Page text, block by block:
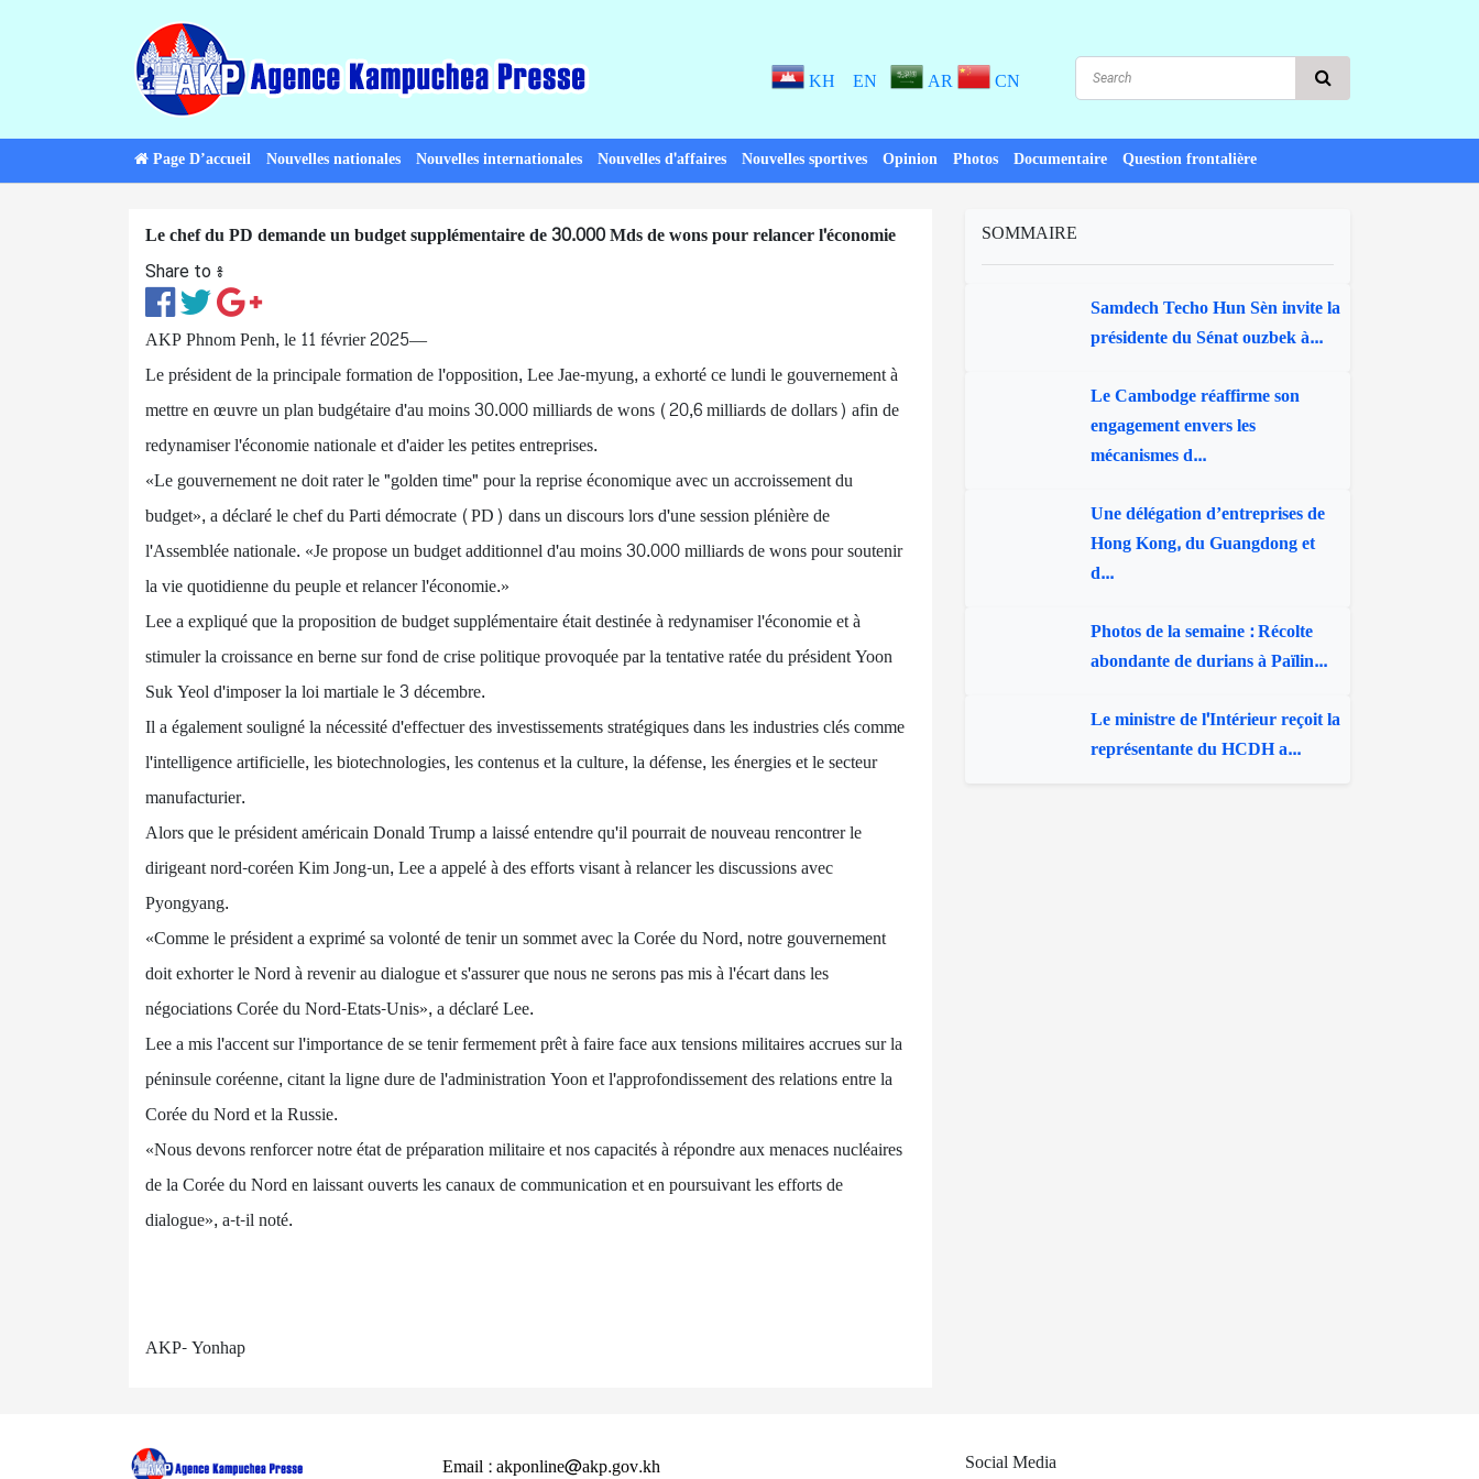
KH EN AR CN
Page D’accueil Nouvelles nationales Nouvelles internationales Nouvelles d'affaires Nouvelles sportives Opinion Photos Documentaire Question frontalière
Le chef du PD demande un budget supplémentaire de 30.000 Mds de wons pour relancer l'économie
Share to ៖​
AKP Phnom Penh, le 11 février 2025—
Le président de la principale formation de l'opposition, Lee Jae-myung, a exhorté ce lundi le gouvernement à
mettre en œuvre un plan budgétaire d'au moins 30.000 milliards de wons (20,6 milliards de dollars) afin de
redynamiser l'économie nationale et d'aider les petites entreprises.
«Le gouvernement ne doit rater le "golden time" pour la reprise économique avec un accroissement du
budget», a déclaré le chef du Parti démocrate (PD) dans un discours lors d'une session plénière de
l'Assemblée nationale. «Je propose un budget additionnel d'au moins 30.000 milliards de wons pour soutenir
la vie quotidienne du peuple et relancer l'économie.»
Lee a expliqué que la proposition de budget supplémentaire était destinée à redynamiser l'économie et à
stimuler la croissance en berne sur fond de crise politique provoquée par la tentative ratée du président Yoon
Suk Yeol d'imposer la loi martiale le 3 décembre.
Il a également souligné la nécessité d'effectuer des investissements stratégiques dans les industries clés comme
l'intelligence artificielle, les biotechnologies, les contenus et la culture, la défense, les énergies et le secteur
manufacturier.
Alors que le président américain Donald Trump a laissé entendre qu'il pourrait de nouveau rencontrer le
dirigeant nord-coréen Kim Jong-un, Lee a appelé à des efforts visant à relancer les discussions avec
Pyongyang.
«Comme le président a exprimé sa volonté de tenir un sommet avec la Corée du Nord, notre gouvernement
doit exhorter le Nord à revenir au dialogue et s'assurer que nous ne serons pas mis à l'écart dans les
négociations Corée du Nord-Etats-Unis», a déclaré Lee.
Lee a mis l'accent sur l'importance de se tenir fermement prêt à faire face aux tensions militaires accrues sur la
péninsule coréenne, citant la ligne dure de l'administration Yoon et l'approfondissement des relations entre la
Corée du Nord et la Russie.
«Nous devons renforcer notre état de préparation militaire et nos capacités à répondre aux menaces nucléaires
de la Corée du Nord en laissant ouverts les canaux de communication et en poursuivant les efforts de
dialogue», a-t-il noté.
AKP- Yonhap
SOMMAIRE
Samdech Techo Hun Sèn invite la
présidente du Sénat ouzbek à...
Le Cambodge réaffirme son
engagement envers les
mécanismes d...
Une délégation d’entreprises de
Hong Kong, du Guangdong et
d...
Photos de la semaine : Récolte
abondante de durians à Païlin...
Le ministre de l'Intérieur reçoit la
représentante du HCDH a...
Email : akponline@akp.gov.kh Social Media